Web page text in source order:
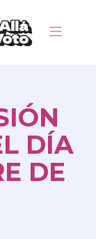
DÍA
DE